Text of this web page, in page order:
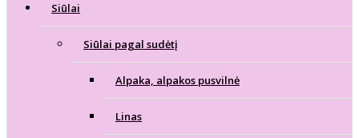
Siūlai
Siūlai pagal sudėtį
Alpaka, alpakos pusvilnė
Linas